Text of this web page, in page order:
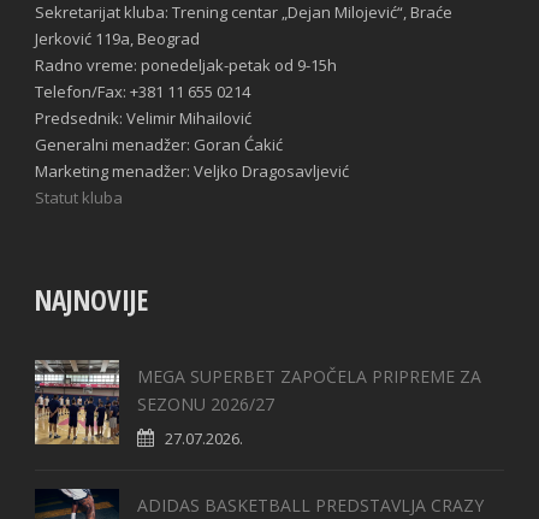
Sekretarijat kluba: Trening centar „Dejan Milojević“, Braće
Jerković 119a, Beograd
Radno vreme: ponedeljak-petak od 9-15h
Telefon/Fax: +381 11 655 0214
Predsednik: Velimir Mihailović
Generalni menadžer: Goran Ćakić
Marketing menadžer: Veljko Dragosavljević
Statut kluba
NAJNOVIJE
MEGA SUPERBET ZAPOČELA PRIPREME ZA
SEZONU 2026/27
27.07.2026.
ADIDAS BASKETBALL PREDSTAVLJA CRAZY